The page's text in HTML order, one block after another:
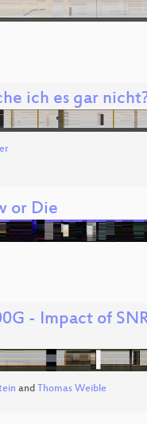
ich es gar
or Die
- Impact of
and Thomas Weible